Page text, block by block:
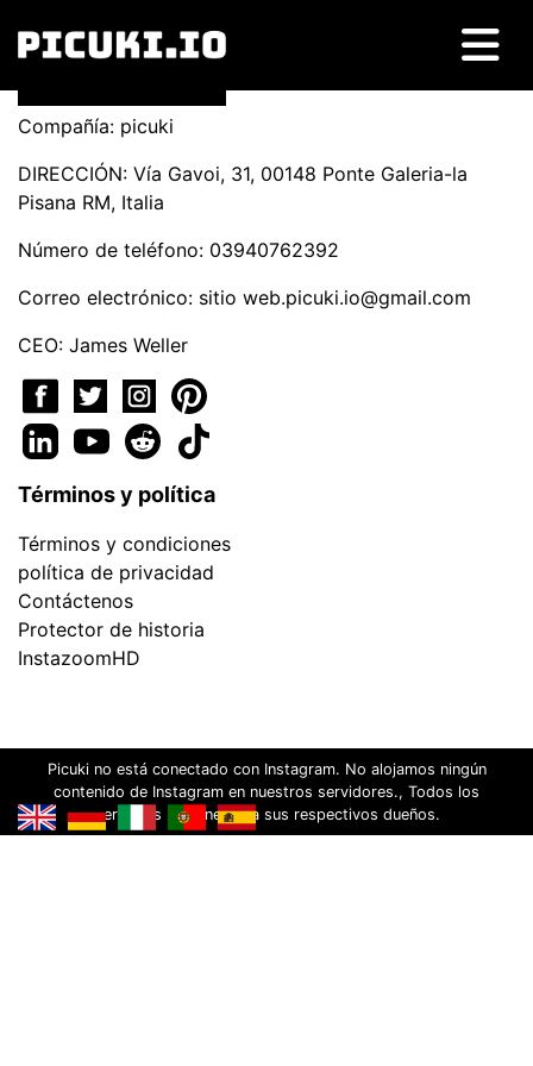
Compañía: picuki
DIRECCIÓN: Vía Gavoi, 31, 00148 Ponte Galeria-la
Pisana RM, Italia
Número de teléfono: 03940762392
Correo electrónico: sitio web.picuki.io@gmail.com
CEO: James Weller
Términos y política
Términos y condiciones
política de privacidad
Contáctenos
Protector de historia
InstazoomHD
Picuki no está conectado con Instagram. No alojamos ningún
contenido de Instagram en nuestros servidores., Todos los
derechos pertenecen a sus respectivos dueños.